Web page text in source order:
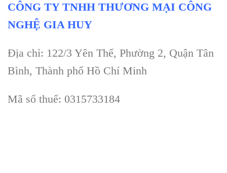
CÔNG TY TNHH THƯƠNG MẠI CÔNG
NGHỆ GIA HUY
Địa chỉ: 122/3 Yên Thế, Phường 2, Quận Tân
Bình, Thành phố Hồ Chí Minh
Mã số thuế: 0315733184